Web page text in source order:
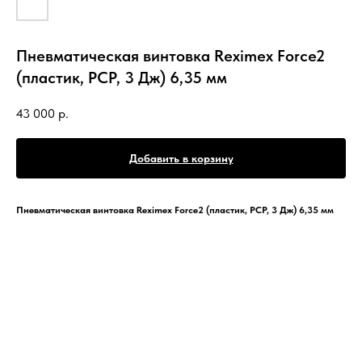
Пневматическая винтовка Reximex Force2
(пластик, PCP, 3 Дж) 6,35 мм
43 000 р.
Добавить в корзину
Пневматическая винтовка Reximex Force2 (пластик, PCP, 3 Дж) 6,35 мм